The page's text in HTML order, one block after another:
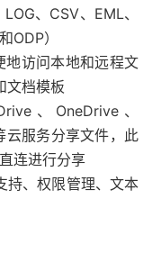
、CSV、EML、
ODP）
访问本地和远程文
文档模板
、OneDrive、
服务分享文件，此
连进行分享
持、权限管理、文本